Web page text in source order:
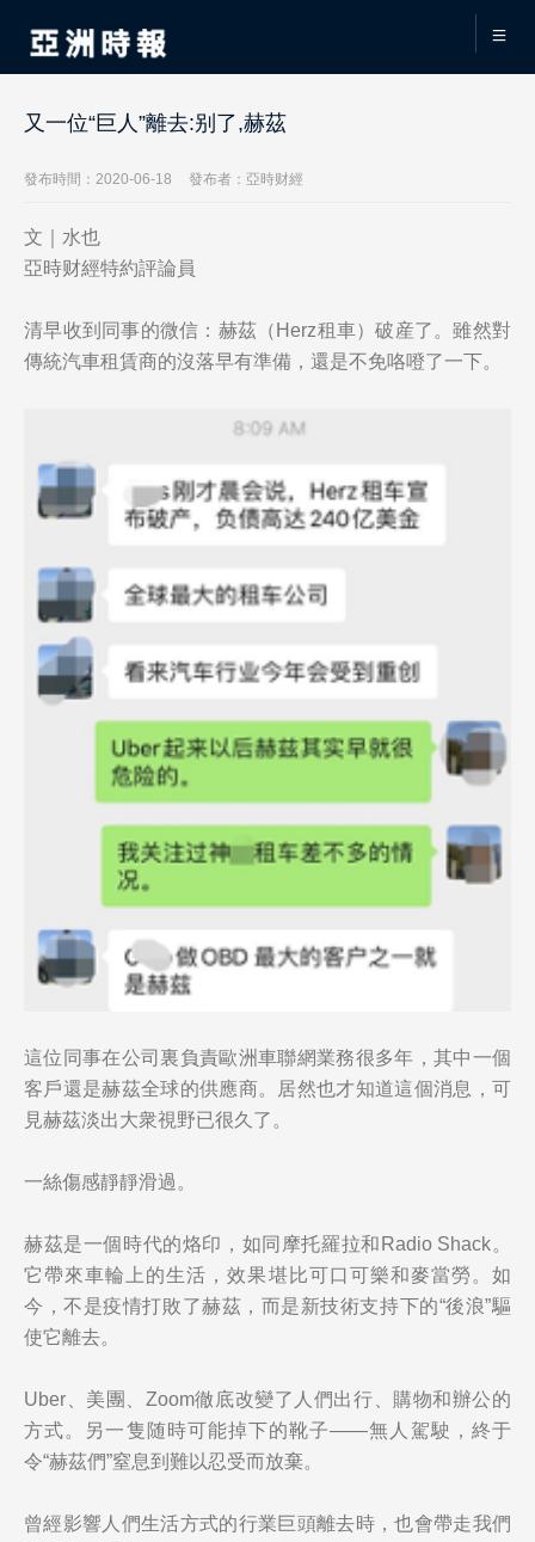
又一位“巨人”離去:别了,赫茲
發布時間：2020-06-18 發布者：亞時财經
文｜水也
亞時财經特約評論員
清早收到同事的微信：赫茲（Herz租車）破産了。雖然對
傳統汽車租賃商的沒落早有準備，還是不免咯噔了一下。
這位同事在公司裏負責歐洲車聯網業務很多年，其中一個
客戶還是赫茲全球的供應商。居然也才知道這個消息，可
見赫茲淡出大衆視野已很久了。
一絲傷感靜靜滑過。
赫茲是一個時代的烙印，如同摩托羅拉和Radio Shack。
它帶來車輪上的生活，效果堪比可口可樂和麥當勞。如
今，不是疫情打敗了赫茲，而是新技術支持下的“後浪”驅
使它離去。
Uber、美團、Zoom徹底改變了人們出行、購物和辦公的
方式。另一隻随時可能掉下的靴子——無人駕駛，終于
令“赫茲們”窒息到難以忍受而放棄。
曾經影響人們生活方式的行業巨頭離去時，也會帶走我們